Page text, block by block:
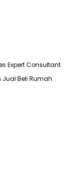
Expert Consultant
Jual Beli Rumah